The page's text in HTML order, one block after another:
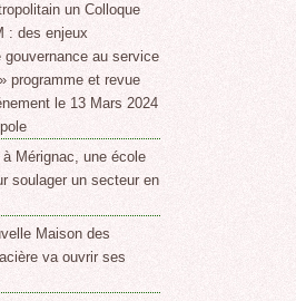
un Colloque
: des enjeux
au service
programme et revue
le 13 Mars 2024
Mérignac, une école
soulager un secteur en
Maison des
va ouvrir ses